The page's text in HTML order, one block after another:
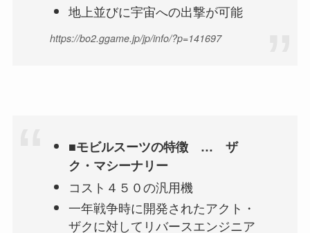
地上並びに宇宙への出撃が可能
https://bo2.ggame.jp/jp/info/?p=141697
■モビルスーツの特徴 … ザ
ク・マシーナリー
コスト４５０の汎用機
一年戦争時に開発されたアクト・
ザクに対してリバースエンジニア